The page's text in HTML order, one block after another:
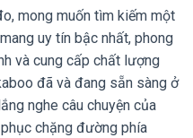
mong muốn tìm kiếm một
mang uy tín bậc nhất, phong
và cung cấp chất lượng
đã và đang sẵn sàng ở
nghe câu chuyện của
chặng đường phía